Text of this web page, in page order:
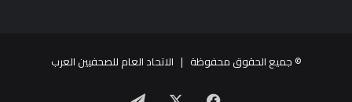
© جميع الحقوق محفوظة | الاتحاد العام للصحفيين العرب